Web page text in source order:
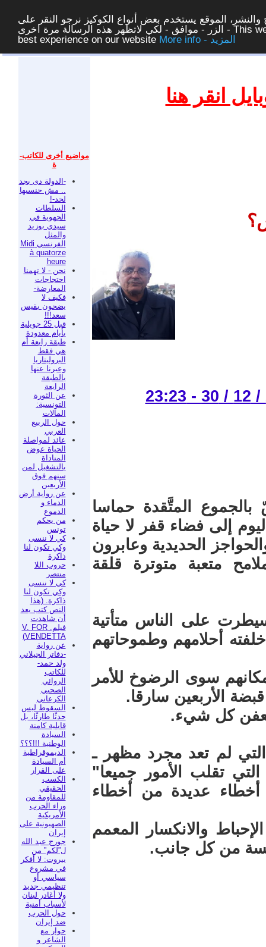
الموقع يستخدم بعض أنواع الكوكيز نرجو النقر على
الزر - موافق - لكي لاتظهر هذه الرسالة مرة اخرى - This website uses cookies to ensure you get the
best experience on our website
More info - المزيد
غلق
مواضيع أخرى للكاتب-
ة
-الدولة دى بجد
.. مش حنسبها
لحد-!
السلطات
الجهوية في
سيدي بوزيد
والمثل
الفرنسي Midi
à quatorze
heure
نحن - لا تهمنا
احتجاجات
المعارضة-
فكيف لا
يضحون بقيس
سعد!!!
قبل 25 جويلية
بأيام معدودة
طبقة رابعة أم
هي فقط
البروليتاريا
وعبرنا عنها
بالطبقة
الرابعة
عن الثورة
التونسية:
المآلات
حول الربيع
العربي
عائد لمواصلة
الحياة عوض
المناداة
بالتشغيل لمن
سنهم فوق
الأربعين
عن رواية أرض
الدماء و
الدموع
من يحكم
تونس
كي لا ننسى
وكي تكون لنا
ذاكرة
حروب اللا
منتصر
كي لا ننسى
وكي تكون لنا
ذاكرة. (هذا
النص كتب بعد
أن شاهدت
فيلم. V. FOR
VENDETTA)
عن رواية
-دفاتر الجيلاني
ولد حمد-
للكاتب
الروائي
الصحبي
الكرعاني
السقوط ليس
حدثًا طارئًا، بل
قابلية كامنة
السيادة
الوطنية !!!؟؟؟
الديموقراطية
أم السيادة
على القرار
الكسب
الحقيقي
للمقاومة من
وراء الحرب
الأمريكية
الصهيونية على
إيران
جورج عبد الله
ل”لكم” من
بيروت: لا أفكر
في مشروع
سياسي أو
تنظيمي جديد
ولا أغادر لبنان
لأسباب أمنية
حول الحرب
ضد إيران
حوار مع
الشاعر و
انقر هنا
المتَّقدة حماسا
إلى فضاء قفر لا حياة
الحديدية وعابرون
متعبة متوترة قلقة
على الناس متأتية
أحلامهم وطموحاتهم
سوى الرضوخ للأمر
الأربعين سارقا.
كل شيء.
لم تعد مجرد مظهر ـ
تقلب الأمور جميعا"
عديدة من أخطاء
والانكسار المعمم
من كل جانب.